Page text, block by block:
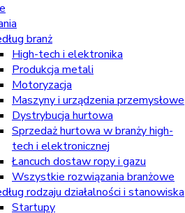
branż
High-tech i elektronika
Produkcja metali
Motoryzacja
Maszyny i urządzenia przemysłowe
Dystrybucja hurtowa
Sprzedaż hurtowa w branży high-
tech i elektronicznej
Łancuch dostaw ropy i gazu
Wszystkie rozwiązania branżowe
rodzaju działalności i stanowiska
Startupy